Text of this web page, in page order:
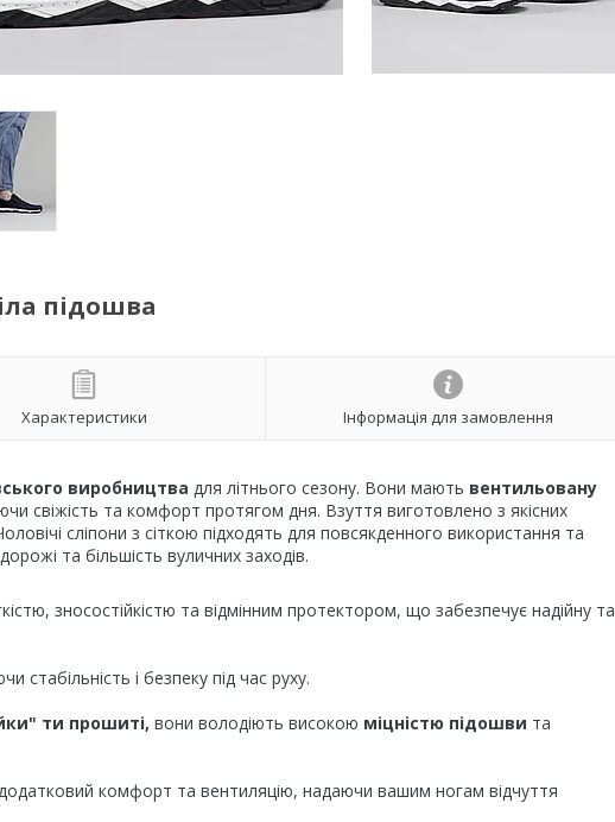
підошва
Характеристики Інформація для замовлення
виробництва для літнього сезону. Вони мають вентильовану
свіжість та комфорт протягом дня. Взуття виготовлено з якісних
сліпони з сіткою підходять для повсякденного використання та
та більшість вуличних заходів.
зносостійкістю та відмінним протектором, що забезпечує надійну та
стабільність і безпеку під час руху.
ти прошиті, вони володіють високою міцністю підошви та
комфорт та вентиляцію, надаючи вашим ногам відчуття